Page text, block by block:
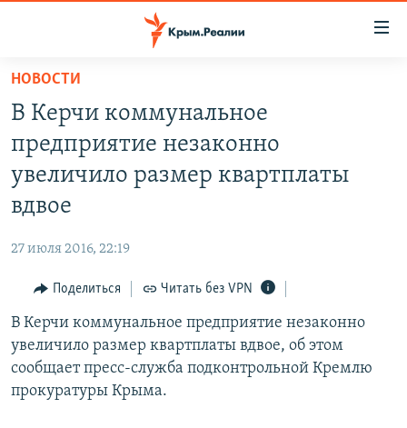
Вернуться
основному
содержанию
Вернутся
главной
Вернутся
поиску
СПЕЦПРОЕКТЫ
ВОДА
ИНФОГРАФИКА
ТЕЛЕПРОЕКТ КРЫМ.РЕАЛИИ
СОВЕТЫ ПРАВОЗАЩИТНИКОВ
ПРОПАВШИЕ БЕЗ ВЕСТИ
РАДІО СВОБОДА
КАК ОБОЙТИ БЛОКИРОВКУ
Українською
Qırımtatar
НОВОСТИ
В Керчи коммунальное
предприятие незаконно
увеличило размер квартплаты
вдвое
27 июля 2016, 22:19
Поделиться Читать без VPN
В Керчи коммунальное предприятие незаконно
увеличило размер квартплаты вдвое, об этом
сообщает пресс-служба подконтрольной Кремлю
прокуратуры Крыма.